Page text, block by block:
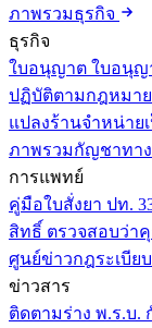
ภาพรวมธุรกิจ
ธุรกิจ
ใบอนุญาต ใบอนุญ
ปฏิบัติตามกฎหมา
แปลงร้านจำหน่าย
ภาพรวมกัญชาทา
การแพทย์
คู่มือใบสั่งยา ปท.
สิทธิ์ ตรวจสอบว่า
ศูนย์ข่าวกฎระเบียบ
ข่าวสาร
ติดตามร่าง พ.ร.บ